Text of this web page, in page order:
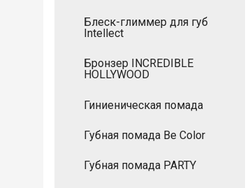
Блеск-глиммер для губ
Intellect
Бронзер INCREDIBLE
HOLLYWOOD
Гиниеническая помада
Губная помада Be Color
Губная помада PARTY